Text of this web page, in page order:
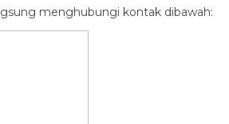
menghubungi kontak dibawah: